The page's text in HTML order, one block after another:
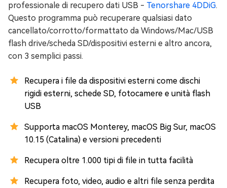
professionale di recupero dati USB - Tenorshare 4DDiG.
Questo programma può recuperare qualsiasi dato
cancellato/corrotto/formattato da Windows/Mac/USB
flash drive/scheda SD/dispositivi esterni e altro ancora,
con 3 semplici passi.
Recupera i file da dispositivi esterni come dischi
rigidi esterni, schede SD, fotocamere e unità flash
USB
Supporta macOS Monterey, macOS Big Sur, macOS
10.15 (Catalina) e versioni precedenti
Recupera oltre 1.000 tipi di file in tutta facilità
Recupera foto, video, audio e altri file senza perdita